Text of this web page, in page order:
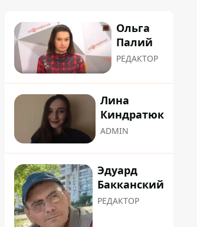
Ольга
Палий
РЕДАКТОР
Лина
Киндратюк
ADMIN
Эдуард
Бакканский
РЕДАКТОР